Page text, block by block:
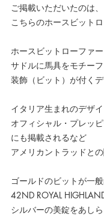
ご掲載いただいたのは、
こちらのホースビットロ
ホースビットローファー
サドルに馬具をモチー
装飾（ビット）が付くデ
イタリア生まれのデザイ
オフィシャル・プレッ
にも掲載されるなど
アメリカントラッドと
ゴールドのビットが一般
42ND ROYAL
シルバーの美錠をあしら